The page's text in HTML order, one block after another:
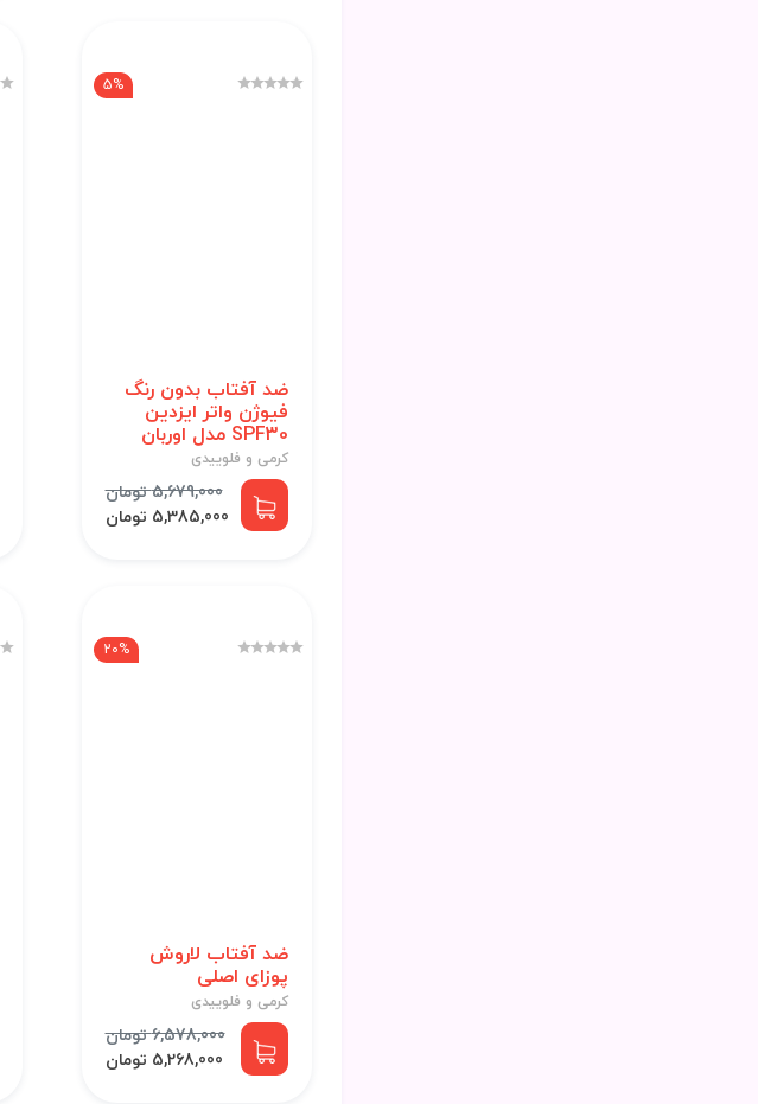
5%
ضد آفتاب بدون رنگ
فیوژن واتر ایزدین
SPF30 مدل اوربان
کرمی و فلوییدی
5,679,000 تومان
5,385,000 تومان
20%
ضد آفتاب لاروش
پوزای اصلی
کرمی و فلوییدی
6,578,000 تومان
5,268,000 تومان